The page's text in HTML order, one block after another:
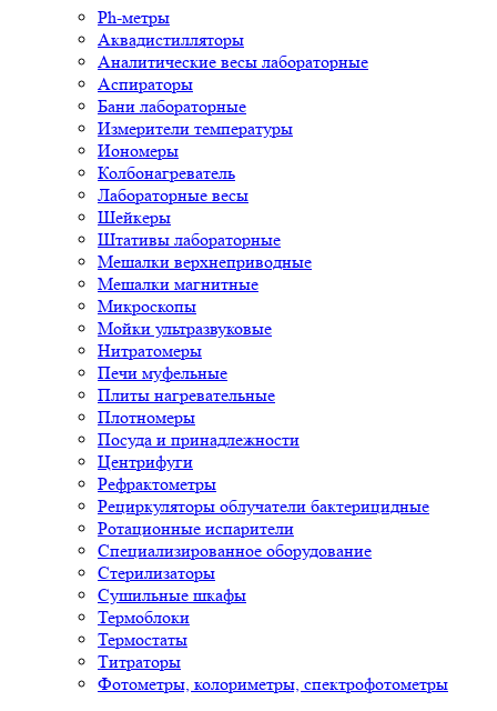
Ph-метры
Аквадистилляторы
Аналитические весы лабораторные
Аспираторы
Бани лабораторные
Измерители температуры
Иономеры
Колбонагреватель
Лабораторные весы
Шейкеры
Штативы лабораторные
Мешалки верхнеприводные
Мешалки магнитные
Микроскопы
Мойки ультразвуковые
Нитратомеры
Печи муфельные
Плиты нагревательные
Плотномеры
Посуда и принадлежности
Центрифуги
Рефрактометры
Рециркуляторы облучатели бактерицидные
Ротационные испарители
Специализированное оборудование
Стерилизаторы
Сушильные шкафы
Термоблоки
Термостаты
Титраторы
Фотометры, колориметры, спектрофотометры